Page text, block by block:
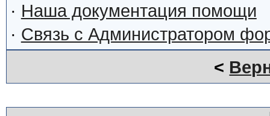
· Наша документация помощи
· Связь с Администратором
<